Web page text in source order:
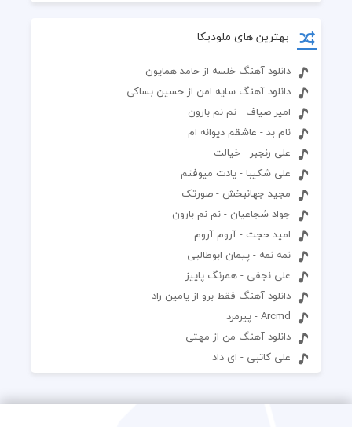
بهترین های ملودیکا
دانلود آهنگ خلسه از حامد همایون
دانلود آهنگ سایه امن از حسین بساکی
امیر صیاف - نم نم بارون
نام بد - عاشقم دیوانه ‌ام
علی رنجبر - خیالت
علی شکیبا - یادت میوفتم
مجید جهانبخش - صورتک
جواد شجاعیان - نم نم بارون
امید حجت - آروم آروم
نمه نمه - پیمان ابوطالبی
علی نجفی - همرنگ پاییز
دانلود آهنگ فقط برو از یامین راد
Arcmd - پیرمرد
دانلود آهنگ من از مهتی
علی کاتبی - ای داد